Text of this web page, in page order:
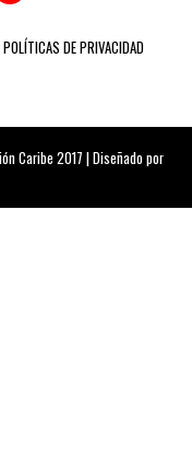
POLÍTICAS DE PRIVACIDAD
Caribe 2017 | Diseñado por